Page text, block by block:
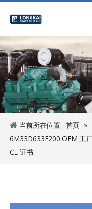
当前所在位置: 首页 »
6M33D633E200 OEM 工
CE 证书